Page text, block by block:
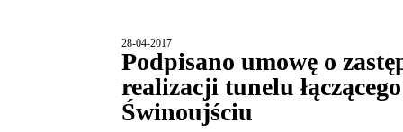
28-04-2017
Podpisano umowę o
realizacji tunelu
Świnoujściu